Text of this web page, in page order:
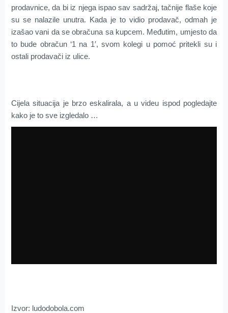
prodavnice, da bi iz njega ispao sav sadržaj, tačnije flaše koje
su se nalazile unutra. Kada je to vidio prodavač, odmah je
izašao vani da se obračuna sa kupcem. Međutim, umjesto da
to bude obračun ‘1 na 1′, svom kolegi u pomoć pritekli su i
ostali prodavači iz ulice.
Cijela situacija je brzo eskalirala, a u videu ispod pogledajte
kako je to sve izgledalo …
Izvor: ludodobola.com